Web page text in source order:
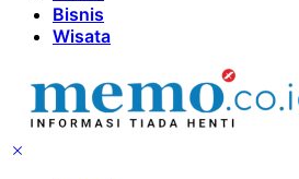
Bisnis
Wisata